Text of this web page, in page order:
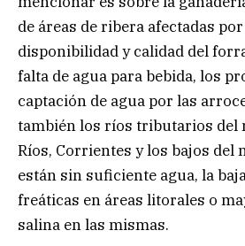
de áreas de ribera afectadas
disponibilidad y calidad del
falta de agua para bebida, los
captación de agua por las
también los ríos tributarios del
Ríos, Corrientes y los bajos del
están sin suficiente agua, la
freáticas en áreas litorales o
salina en las mismas.